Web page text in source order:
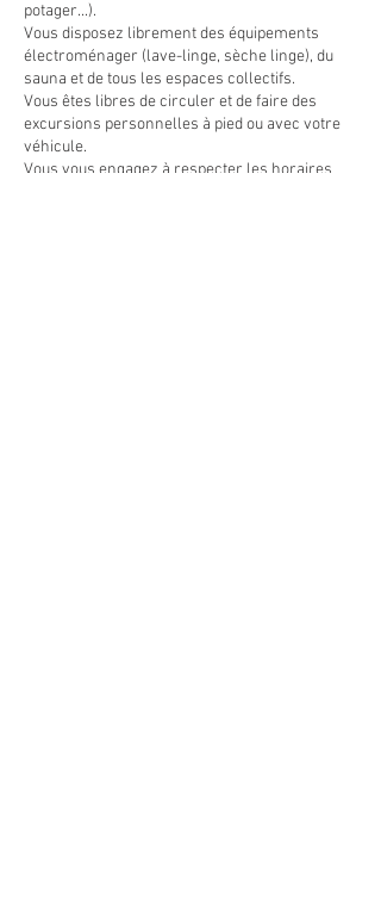
potager...).
Vous disposez librement des équipements
électroménager (lave-linge, sèche linge), du
sauna et de tous les espaces collectifs.
Vous êtes libres de circuler et de faire des
excursions personnelles à pied ou avec votre
véhicule.
Vous vous engagez à respecter les horaires